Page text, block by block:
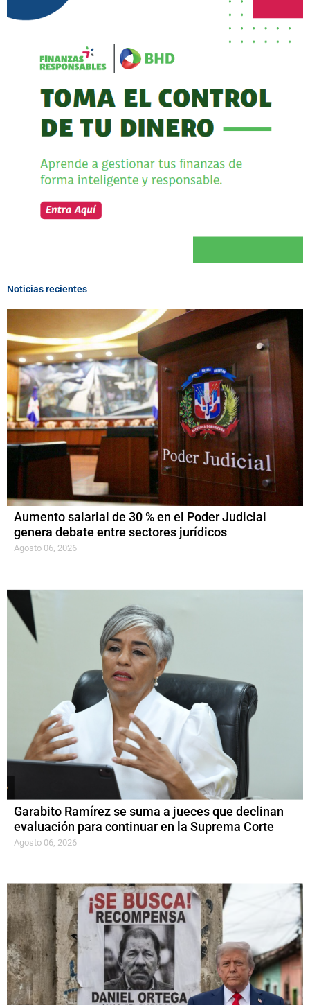
Noticias recientes
Aumento salarial de 30 % en el Poder Judicial
genera debate entre sectores jurídicos
Agosto 06, 2026
Garabito Ramírez se suma a jueces que declinan
evaluación para continuar en la Suprema Corte
Agosto 06, 2026